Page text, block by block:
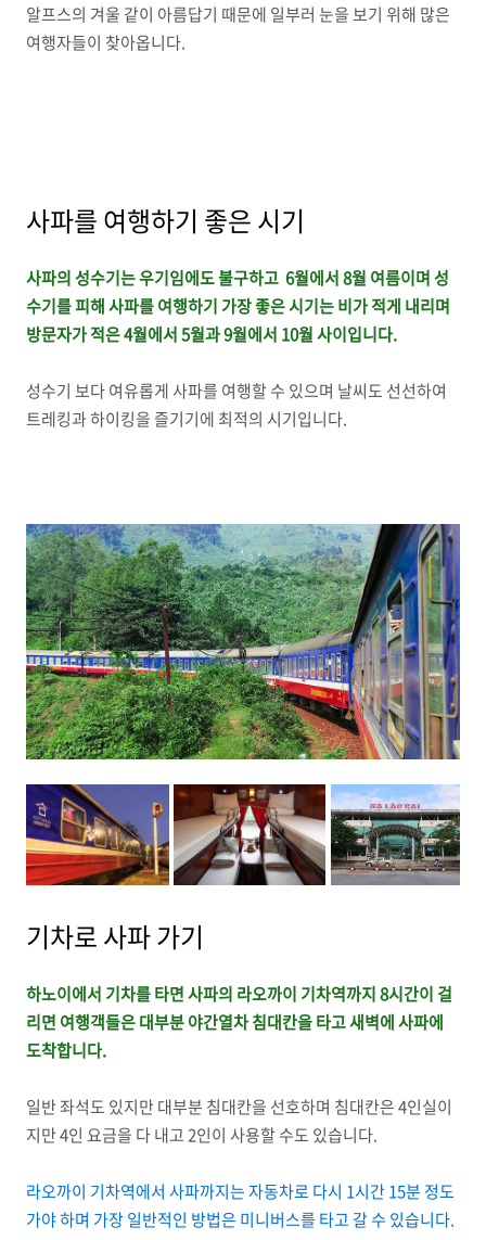
알프스의 겨울 같이 아름답기 때문에 일부러 눈을 보기 위해 많은
여행자들이 찾아옵니다.
사파를 여행하기 좋은 시기
사파의 성수기는 우기임에도 불구하고 6월에서 8월 여름이며 성
수기를 피해 사파를 여행하기 가장 좋은 시기는 비가 적게 내리며
방문자가 적은 4월에서 5월과 9월에서 10월 사이입니다.
성수기 보다 여유롭게 사파를 여행할 수 있으며 날씨도 선선하여
트레킹과 하이킹을 즐기기에 최적의 시기입니다.
기차로 사파 가기
하노이에서 기차를 타면 사파의 라오까이 기차역까지 8시간이 걸
리면 여행객들은 대부분 야간열차 침대칸을 타고 새벽에 사파에
도착합니다.
일반 좌석도 있지만 대부분 침대칸을 선호하며 침대칸은 4인실이
지만 4인 요금을 다 내고 2인이 사용할 수도 있습니다.
라오까이 기차역에서 사파까지는 자동차로 다시 1시간 15분 정도
가야 하며 가장 일반적인 방법은 미니버스를 타고 갈 수 있습니다.